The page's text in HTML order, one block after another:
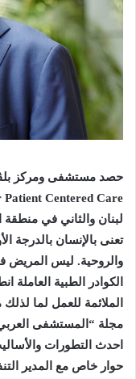
حصد مستشفى ومركز
Centered Care
لبنان والثاني في منطقة
تعنى بالإنسان بالدرجة
والروحية. ليس المريض
الكوادر
الطبية العاملة
الملائمة للعمل لما لذلك
مجلة “ المستشفى
احدث
التطورات
حوار خاص مع المدير